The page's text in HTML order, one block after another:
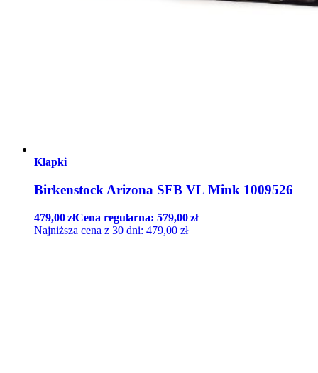
Klapki
Birkenstock Arizona SFB VL Mink 1009526
479,00złCena regularna:579,00zł
Najniższa cena z 30 dni: 479,00 zł